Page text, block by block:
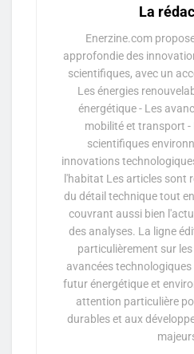
La
Enerzine.com
approfondie des
scientifiques, avec un
Les énergies
énergétique - Les
mobilité et transport -
scientifiques
innovations
l'habitat Les articles sont
du détail technique tout
couvrant aussi bien
des analyses. La ligne
particulièrement sur
avancées
futur énergétique et
attention particulière
durables et aux